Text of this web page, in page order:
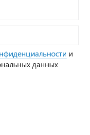
и
данных